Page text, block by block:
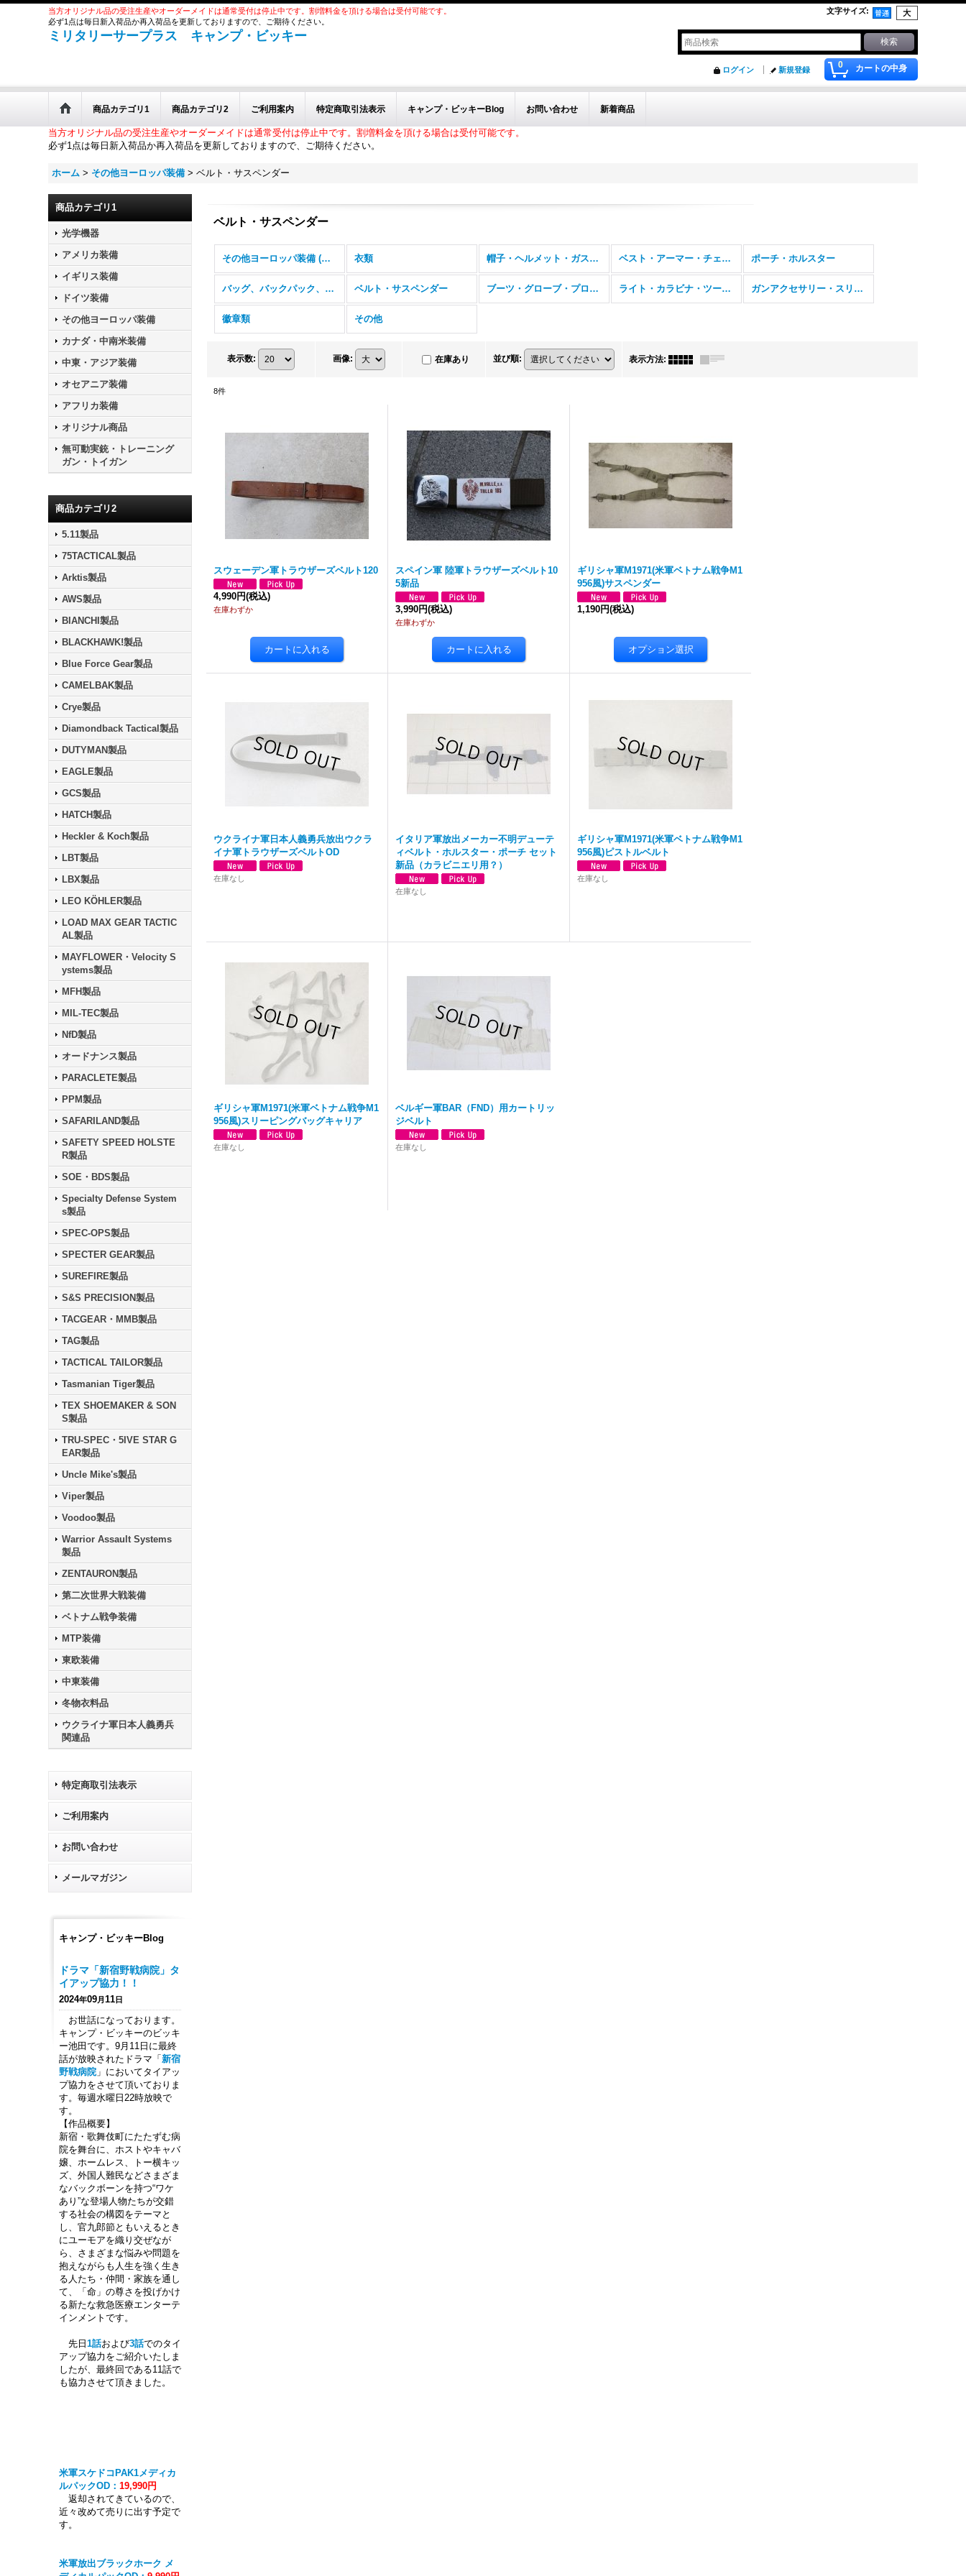
当方オリジナル品の受注生産やオーダーメイドは通常受付は停止中です。割増料金を頂ける場合は受付可能です。
必ず1点は毎日新入荷品か再入荷品を更新しておりますので、ご期待ください。
文字サイズ:
ミリタリーサープラス キャンプ・ビッキー
0 カートの中身
ログイン 新規登録
商品カテゴリ1 商品カテゴリ2 ご利用案内 特定商取引法表示 キャンプ・ビッキーBlog お問い合わせ 新着商品
当方オリジナル品の受注生産やオーダーメイドは通常受付は停止中です。割増料金を頂ける場合は受付可能です。
必ず1点は毎日新入荷品か再入荷品を更新しておりますので、ご期待ください。
ホーム > その他ヨーロッパ装備 > ベルト・サスペンダー
商品カテゴリ1
光学機器
アメリカ装備
イギリス装備
ドイツ装備
その他ヨーロッパ装備
カナダ・中南米装備
中東・アジア装備
オセアニア装備
アフリカ装備
オリジナル商品
無可動実銃・トレーニング
ガン・トイガン
商品カテゴリ2
5.11製品
75TACTICAL製品
Arktis製品
AWS製品
BIANCHI製品
BLACKHAWK!製品
Blue Force Gear製品
CAMELBAK製品
Crye製品
Diamondback Tactical製品
DUTYMAN製品
EAGLE製品
GCS製品
HATCH製品
Heckler & Koch製品
LBT製品
LBX製品
LEO KÖHLER製品
LOAD MAX GEAR TACTIC
AL製品
MAYFLOWER・Velocity S
ystems製品
MFH製品
MIL-TEC製品
NfD製品
オードナンス製品
PARACLETE製品
PPM製品
SAFARILAND製品
SAFETY SPEED HOLSTE
R製品
SOE・BDS製品
Specialty Defense System
s製品
SPEC-OPS製品
SPECTER GEAR製品
SUREFIRE製品
S&S PRECISION製品
TACGEAR・MMB製品
TAG製品
TACTICAL TAILOR製品
Tasmanian Tiger製品
TEX SHOEMAKER & SON
S製品
TRU-SPEC・5IVE STAR G
EAR製品
Uncle Mike's製品
Viper製品
Voodoo製品
Warrior Assault Systems
製品
ZENTAURON製品
第二次世界大戦装備
ベトナム戦争装備
MTP装備
東欧装備
中東装備
冬物衣料品
ウクライナ軍日本人義勇兵
関連品
特定商取引法表示
ご利用案内
お問い合わせ
メールマガジン
キャンプ・ビッキーBlog
ドラマ「新宿野戦病院」タ
イアップ協力！！
2024年09月11日
お世話になっております。
キャンプ・ビッキーのビッキ
ー池田です。9月11日に最終
話が放映されたドラマ「新宿
野戦病院 」においてタイアッ
プ協力をさせて頂いておりま
す。毎週水曜日22時放映で
す。
【作品概要】
新宿・歌舞伎町にたたずむ病
院を舞台に、ホストやキャバ
嬢、ホームレス、トー横キッ
ズ、外国人難民などさまざま
なバックボーンを持つ“ワケ
あり”な登場人物たちが交錯
する社会の構図をテーマと
し、官九郎節ともいえるとき
にユーモアを織り交ぜなが
ら、さまざまな悩みや問題を
抱えながらも人生を強く生き
る人たち・仲間・家族を通し
て、「命」の尊さを投げかけ
る新たな救急医療エンターテ
インメントです。
先日1話および3話でのタイ
アップ協力をご紹介いたしま
したが、最終回である11話で
も協力させて頂きました。
米軍スケドコPAK1メディカ
ルパックOD：19,990円
返却されてきているので、
近々改めて売りに出す予定で
す。
米軍放出ブラックホーク メ
ベルト・サスペンダー
その他ヨーロッパ装備 (全商品) 衣類 帽子・ヘルメット・ガスマスク・ゴーグル ベスト・アーマー・チェストリグ ポーチ・ホルスター
バッグ、バックパック、フィールドパック ベルト・サスペンダー ブーツ・グローブ・プロテクター ライト・カラビナ・ツール・ナイフ ガンアクセサリー・スリング・ガンパーツ
徽章類 その他
表示数: 画像: 在庫あり 並び順: 表示方法:
8件
スウェーデン軍トラウザーズベルト120
4,990円(税込)
在庫わずか
スペイン軍 陸軍トラウザーズベルト10
5新品
3,990円(税込)
在庫わずか
ギリシャ軍M1971(米軍ベトナム戦争M1
956風)サスペンダー
1,190円(税込)
ウクライナ軍日本人義勇兵放出ウクラ
イナ軍トラウザーズベルトOD
在庫なし
イタリア軍放出メーカー不明デューテ
ィベルト・ホルスター・ポーチ セット
新品（カラビニエリ用？）
在庫なし
ギリシャ軍M1971(米軍ベトナム戦争M1
956風)ピストルベルト
在庫なし
ギリシャ軍M1971(米軍ベトナム戦争M1
956風)スリーピングバッグキャリア
在庫なし
ベルギー軍BAR（FND）用カートリッ
ジベルト
在庫なし